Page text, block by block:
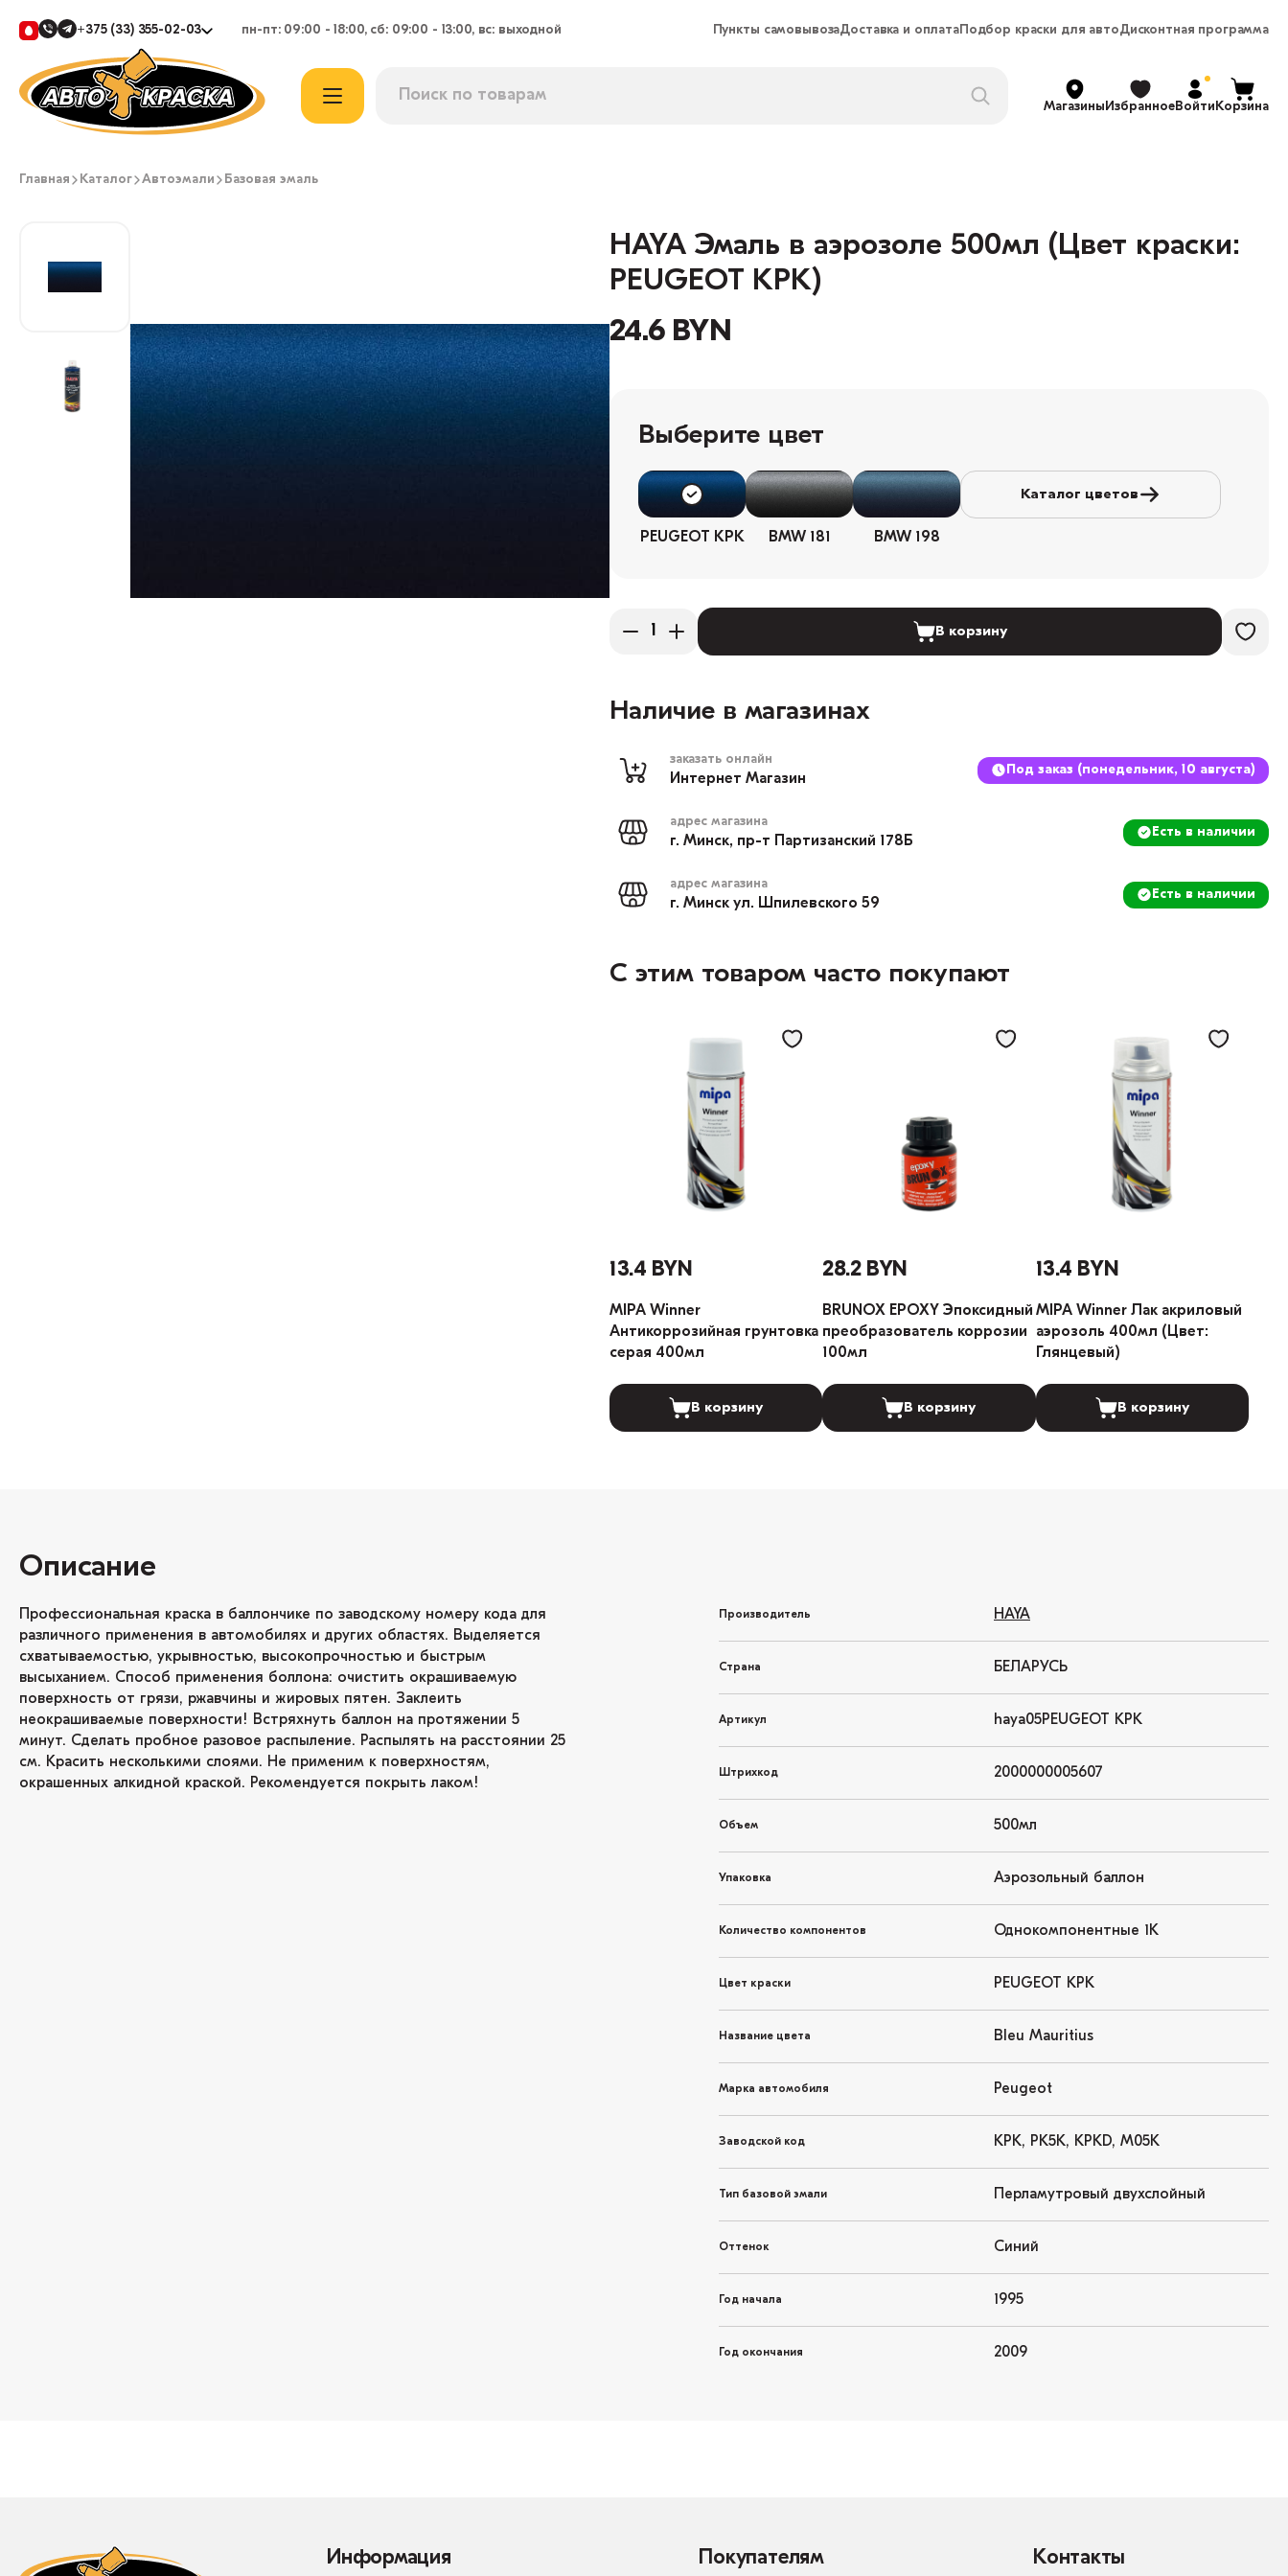
+375 (33) 355-02-03 пн-пт: 09:00 - 18:00, сб: 09:00 - 13:00, вс: выходной Пункты самовывозаДоставка и оплатаПодбор краски для автоДисконтная программа
МагазиныИзбранноеВойтиКорзина
Главная Каталог Автоэмали Базовая эмаль
HAYA Эмаль в аэрозоле 500мл (Цвет краски:
PEUGEOT KPK)
24.6 BYN
Выберите цвет
PEUGEOT KPK BMW 181 BMW 198
Каталог цветов
В корзину
Наличие в магазинах
заказать онлайн
Интернет Магазин
Под заказ (понедельник, 10 августа)
адрес магазина
г. Минск, пр-т Партизанский 178Б
Есть в наличии
адрес магазина
г. Минск ул. Шпилевского 59
Есть в наличии
С этим товаром часто покупают
13.4 BYN
MIPA Winner
Антикоррозийная грунтовка
серая 400мл
В корзину
28.2 BYN
BRUNOX EPOXY Эпоксидный
преобразователь коррозии
100мл
В корзину
13.4 BYN
MIPA Winner Лак акриловый
аэрозоль 400мл (Цвет:
Глянцевый)
В корзину
Описание
Профессиональная краска в баллончике по заводскому номеру кода для
различного применения в автомобилях и других областях. Выделяется
схватываемостью, укрывностью, высокопрочностью и быстрым
высыханием. Способ применения боллона: очистить окрашиваемую
поверхность от грязи, ржавчины и жировых пятен. Заклеить
неокрашиваемые поверхности! Встряхнуть баллон на протяжении 5
минут. Сделать пробное разовое распыление. Распылять на расстоянии 25
см. Красить несколькими слоями. Не применим к поверхностям,
окрашенных алкидной краской. Рекомендуется покрыть лаком!
Производитель HAYA
Страна БЕЛАРУСЬ
Артикул haya05PEUGEOT KPK
Штрихкод 2000000005607
Объем 500мл
Упаковка Аэрозольный баллон
Количество компонентов Однокомпонентные 1K
Цвет краски PEUGEOT KPK
Название цвета Bleu Mauritius
Марка автомобиля Peugeot
Заводской код KPK, PK5K, KPKD, M05K
Тип базовой эмали Перламутровый двухслойный
Оттенок Синий
Год начала 1995
Год окончания 2009
Информация Покупателям Контакты